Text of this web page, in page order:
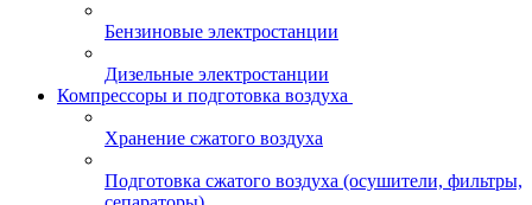
Бензиновые электростанции
Дизельные электростанции
Компрессоры и подготовка воздуха
Хранение сжатого воздуха
Подготовка сжатого воздуха (осушители, фильтры,